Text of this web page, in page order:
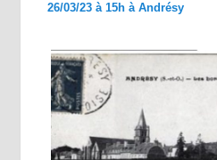
26/03/23 à 15h à Andrésy